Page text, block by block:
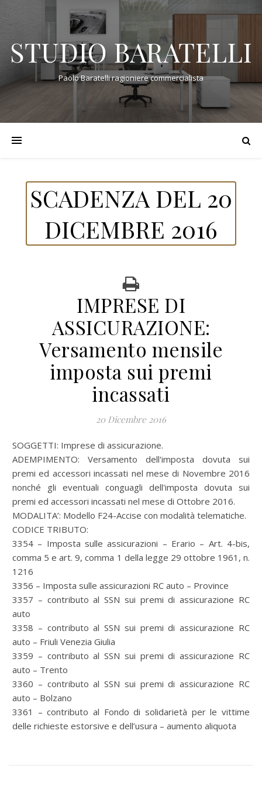
STUDIO BARATELLI
Paolo Baratelli ragioniere commercialista
SCADENZA DEL 20
DICEMBRE 2016
IMPRESE DI
ASSICURAZIONE:
Versamento mensile
imposta sui premi
incassati
20 Dicembre 2016
SOGGETTI: Imprese di assicurazione.
ADEMPIMENTO: Versamento dell'imposta dovuta sui
premi ed accessori incassati nel mese di Novembre 2016
nonché gli eventuali conguagli dell'imposta dovuta sui
premi ed accessori incassati nel mese di Ottobre 2016.
MODALITA’: Modello F24-Accise con modalità telematiche.
CODICE TRIBUTO:
3354 – Imposta sulle assicurazioni – Erario – Art. 4-bis,
comma 5 e art. 9, comma 1 della legge 29 ottobre 1961, n.
1216
3356 – Imposta sulle assicurazioni RC auto – Province
3357 – contributo al SSN sui premi di assicurazione RC
auto
3358 – contributo al SSN sui premi di assicurazione RC
auto – Friuli Venezia Giulia
3359 – contributo al SSN sui premi di assicurazione RC
auto – Trento
3360 – contributo al SSN sui premi di assicurazione RC
auto – Bolzano
3361 – contributo al Fondo di solidarietà per le vittime
delle richieste estorsive e dell’usura – aumento aliquota